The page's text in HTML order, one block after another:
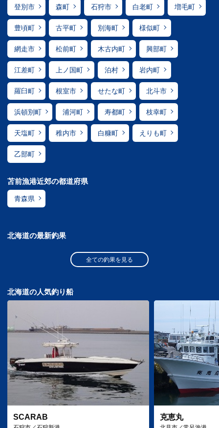
登別市 森町 石狩市 白老町 増毛町
豊頃町 古平町 別海町 様似町
網走市 松前町 木古内町 興部町
江差町 上ノ国町 泊村 岩内町
羅臼町 根室市 せたな町 北斗市
浜頓別町 浦河町 寿都町 枝幸町
天塩町 稚内市 白糠町 えりも町
乙部町
苫前漁港近郊の都道府県
青森県
北海道の最新釣果
全ての釣果を見る
北海道の人気釣り船
SCARAB 克恵丸